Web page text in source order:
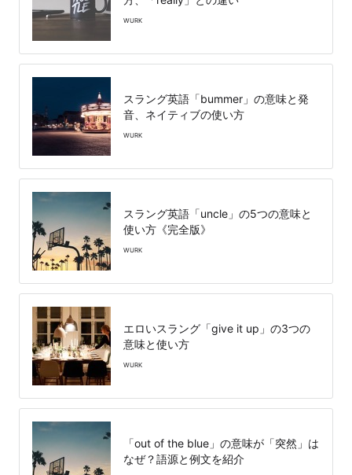
WURK
スラング英語「bummer」の意味と発
音、ネイティブの使い方
WURK
スラング英語「uncle」の5つの意味と
使い方《完全版》
WURK
エロいスラング「give it up」の3つの
意味と使い方
WURK
「out of the blue」の意味が「突然」は
なぜ？語源と例文を紹介